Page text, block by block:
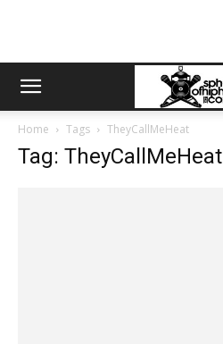
Home Tags TheyCallMeHeat
Tag: TheyCallMeHeat